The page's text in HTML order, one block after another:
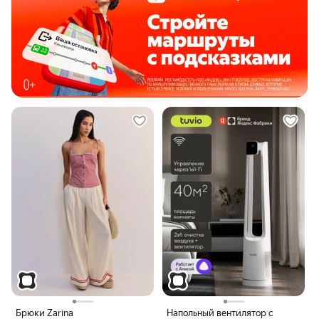
Брюки Zarina
Напольный вентилятор с